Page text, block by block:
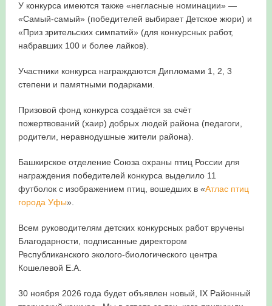
У конкурса имеются также «негласные номинации» —
«Самый-самый» (победителей выбирает Детское жюри) и
«Приз зрительских симпатий» (для конкурсных работ,
набравших 100 и более лайков).
Участники конкурса награждаются Дипломами 1, 2, 3
степени и памятными подарками.
Призовой фонд конкурса создаётся за счёт
пожертвований (хаир) добрых людей района (педагоги,
родители, неравнодушные жители района).
Башкирское отделение Союза охраны птиц России для
награждения победителей конкурса выделило 11
футболок с изображением птиц, вошедших в «Атлас птиц
города Уфы».
Всем руководителям детских конкурсных работ вручены
Благодарности, подписанные директором
Республиканского эколого-биологического центра
Кошелевой Е.А.
30 ноября 2026 года будет объявлен новый, IX Районный